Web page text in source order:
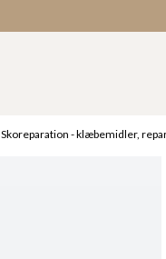
Skoreparation - klæbemidler,